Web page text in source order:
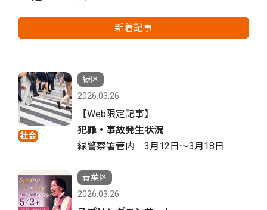
新着記事
社会
緑区
2026.03.26
【Web限定記事】
犯罪・事故発生状況
緑警察署管内 3月12日〜3月18日
青葉区
2026.03.26